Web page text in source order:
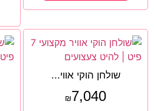
שולחן הוקי אווי...
₪7,040